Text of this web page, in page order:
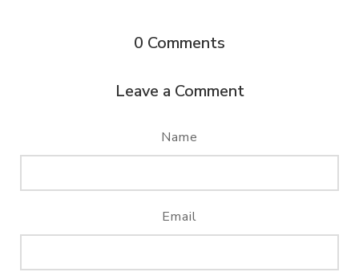
0 Comments
Leave a Comment
Name
Email